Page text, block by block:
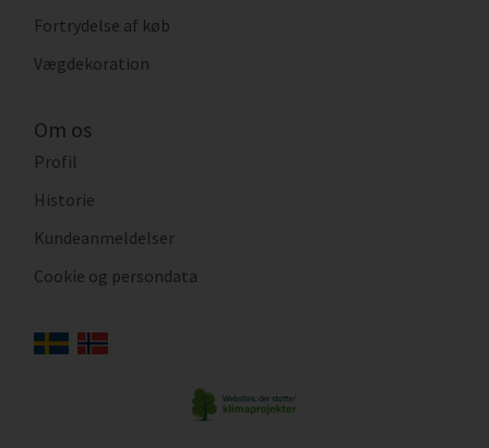
Fortrydelse af køb
Vægdekoration
Om os
Profil
Historie
Kundeanmeldelser
Cookie og persondata